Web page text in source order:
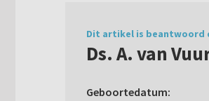
Dit artikel is beantwoord
Ds. A. van
Geboortedatum: